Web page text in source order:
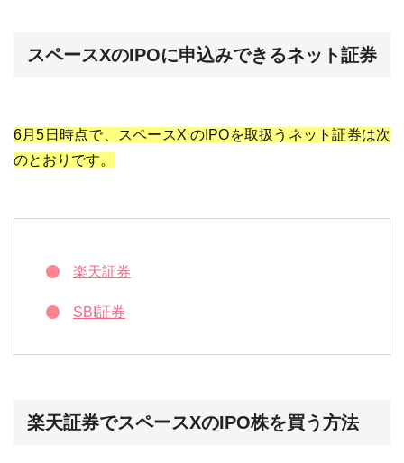
スペースXのIPOに申込みできるネット証券
6月5日時点で、スペースX のIPOを取扱うネット証券は次
のとおりです。
楽天証券
SBI証券
楽天証券でスペースXのIPO株を買う方法